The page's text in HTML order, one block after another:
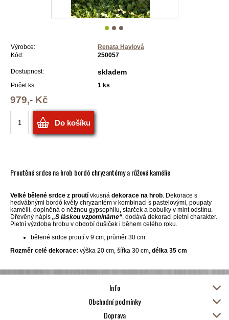
Výrobce:
Renata Havlová
Kód:
250057
Dostupnost: skladem
Počet ks: 1 ks
979,- Kč
Do košíku
Proutěné srdce na hrob bordó chryzantémy a růžové kamélie
Velké bělené srdce z proutí vkusná dekorace na hrob. Dekorace s
hedvábnými bordó květy chryzantém v kombinaci s pastelovými, poupaty
kamélií, doplněná o něžnou gypsophilu, starček a bobulky v mint odstínu.
Dřevěný nápis „S láskou vzpomínáme“, dodává dekoraci pietní charakter.
Pietní výzdoba hrobu v období dušiček i během celého roku.
bělené srdce proutí v 9 cm, průměr 30 cm
Rozměr celé dekorace: výška 20 cm, šířka 30 cm, délka 35 cm
Info
Obchodní podmínky
Doprava